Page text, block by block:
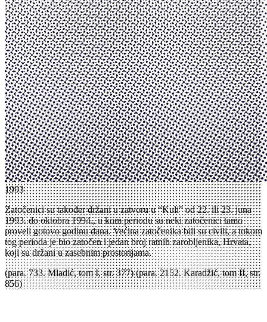
1993
Zatočenici su također držani u zatvoru u “Kuli” od 22. ili 23. juna
1993. do oktobra 1994., u kom periodu su neki zatočenici tamo
proveli gotovo godinu dana. Većina zatočenika bili su civili, a tokom
tog perioda je bio zatočen i jedan broj ratnih zarobljenika, Hrvata,
koji su držani u zasebnim prostorijama.
(para. 733. Mladić, tom I, str. 377) (para. 2152. Karadžić, tom II, str.
856)